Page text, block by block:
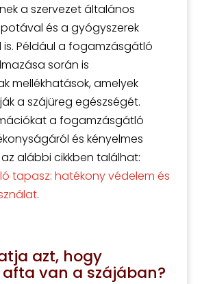
a szervezet általános
és a gyógyszerek
Például a fogamzásgátló
során is
mellékhatások, amelyek
a szájüreg egészségét.
a fogamzásgátló
és kényelmes
alábbi cikkben találhat:
tapasz: hatékony védelem és
.
azt, hogy
van a szájában?